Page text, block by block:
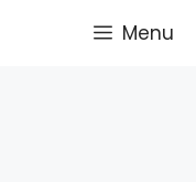
Menu